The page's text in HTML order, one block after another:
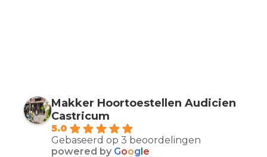
Makker Hoortoestellen Audicien
Castricum
5.0
Gebaseerd op 3 beoordelingen
powered by Google